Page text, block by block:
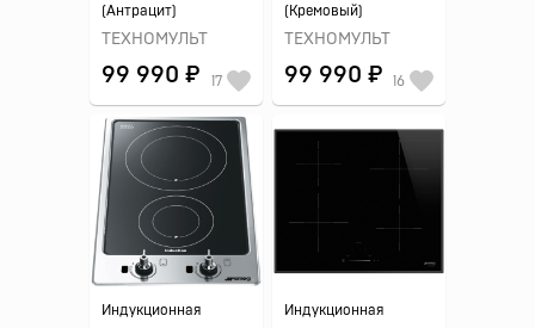
(Антрацит)
ТЕХНОМУЛЬТ
99 990 ₽ 17
(Кремовый)
ТЕХНОМУЛЬТ
99 990 ₽ 16
Индукционная
Индукционная